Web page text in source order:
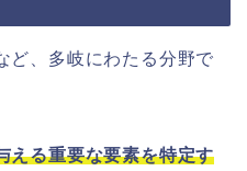
ど、多岐にわたる分野で
える重要な要素を特定す